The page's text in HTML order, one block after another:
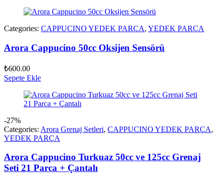
Categories: CAPPUCINO YEDEK PARÇA, YEDEK PARÇA
Arora Cappucino 50cc Oksijen Sensörü
₺600.00
Sepete Ekle
-27%
Categories: Arora Grenaj Setleri, CAPPUCINO YEDEK PARÇA,
YEDEK PARÇA
Arora Cappucino Turkuaz 50cc ve 125cc Grenaj
Seti 21 Parca + Çantalı